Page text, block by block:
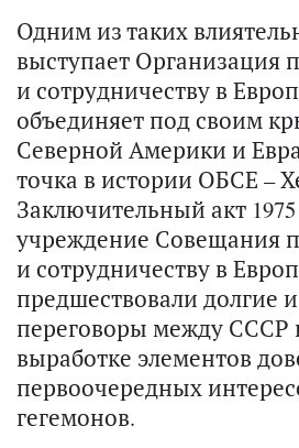
Одним из таких
выступает Организация
и сотрудничеству в
объединяет под своим
Северной Америки и
точка в истории ОБСЕ –
Заключительный акт
учреждение Совещания
и сотрудничеству в
предшествовали долгие
переговоры между
выработке элементов
первоочередных
гегемонов.